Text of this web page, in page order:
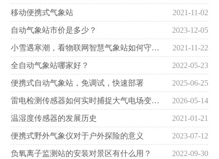
移动便携式气象站 2021-11-02
自动气象站市价是多少？ 2023-12-05
小雪遇寒潮，看物联网智慧气象站如何守护冬小麦 2021-11-22
全自动气象站哪家好？ 2022-05-23
便携式自动气象站，免调试，快速部署 2025-06-25
雷电检测传感器如何实时捕捉大气电场变化并预警雷电 2026-05-14
温湿度传感器的发展历史 2021-01-21
便携式野外气象仪对于户外探险的意义 2023-07-12
负氧离子监测站的安装对景区有什么用？ 2022-09-30